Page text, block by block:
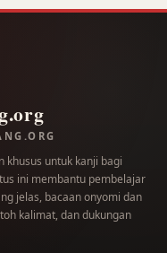
khusus untuk kanji bagi
ini membantu pembelajar
jelas, bacaan onyomi dan
kalimat, dan dukungan